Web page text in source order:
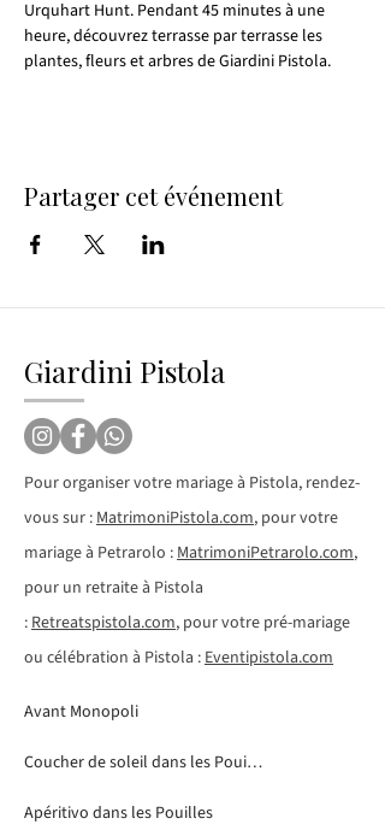
Urquhart Hunt. Pendant 45 minutes à une
heure, découvrez terrasse par terrasse les
plantes, fleurs et arbres de Giardini Pistola.
Partager cet événement
Giardini Pistola
Pour organiser votre mariage à Pistola, rendez-
vous sur :MatrimoniPistola.com, pour votre
mariage à Petrarolo :MatrimoniPetrarolo.com,
pour un retraite à Pistola
:Retreatspistola.com, pour votre pré-mariage
ou célébration à Pistola :Eventipistola.com
Avant Monopoli
Coucher de soleil dans les Pouilles
Apéritivo dans les Pouilles